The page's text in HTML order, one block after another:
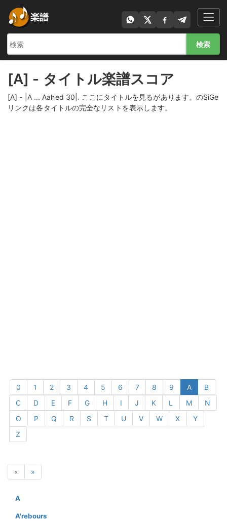
楽譜
検索
[A] - タイトル楽譜スコア
[A] - |A ... Aahed 30|. ここにタイトルを見るがあります。のSiGe
リンクは各タイトルの完全なリストを表示します。
0 1 2 3 4 5 6 7 8 9 A
B
C
D E F G H I J K L M
N
O
P Q R S T U V W X
Y
Z
« »
A
A'rebours